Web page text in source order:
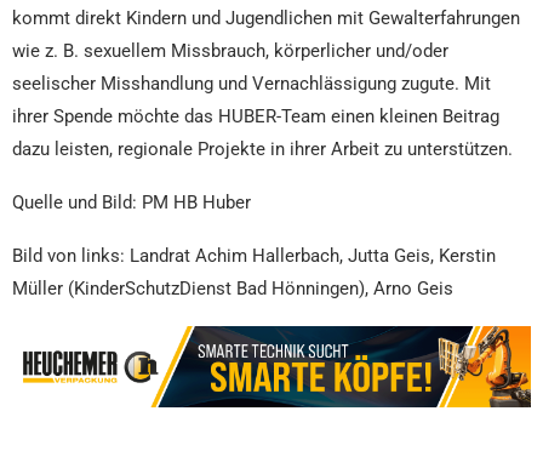
kommt direkt Kindern und Jugendlichen mit Gewalterfahrungen
wie z. B. sexuellem Missbrauch, körperlicher und/oder
seelischer Misshandlung und Vernachlässigung zugute. Mit
ihrer Spende möchte das HUBER-Team einen kleinen Beitrag
dazu leisten, regionale Projekte in ihrer Arbeit zu unterstützen.
Quelle und Bild: PM HB Huber
Bild von links: Landrat Achim Hallerbach, Jutta Geis, Kerstin
Müller (KinderSchutzDienst Bad Hönningen), Arno Geis